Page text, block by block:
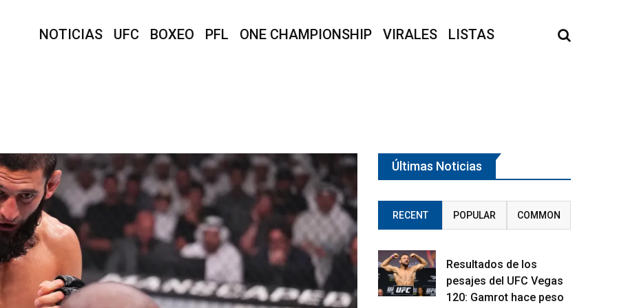
NOTICIAS UFC BOXEO PFL ONE CHAMPIONSHIP VIRALES LISTAS
Últimas Noticias
RECENT POPULAR COMMON
Resultados de los
pesajes del UFC Vegas
120: Gamrot hace peso